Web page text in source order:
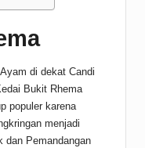
di dekat Candi
Bukit Rhema
populer karena
menjadi
dan Pemandangan